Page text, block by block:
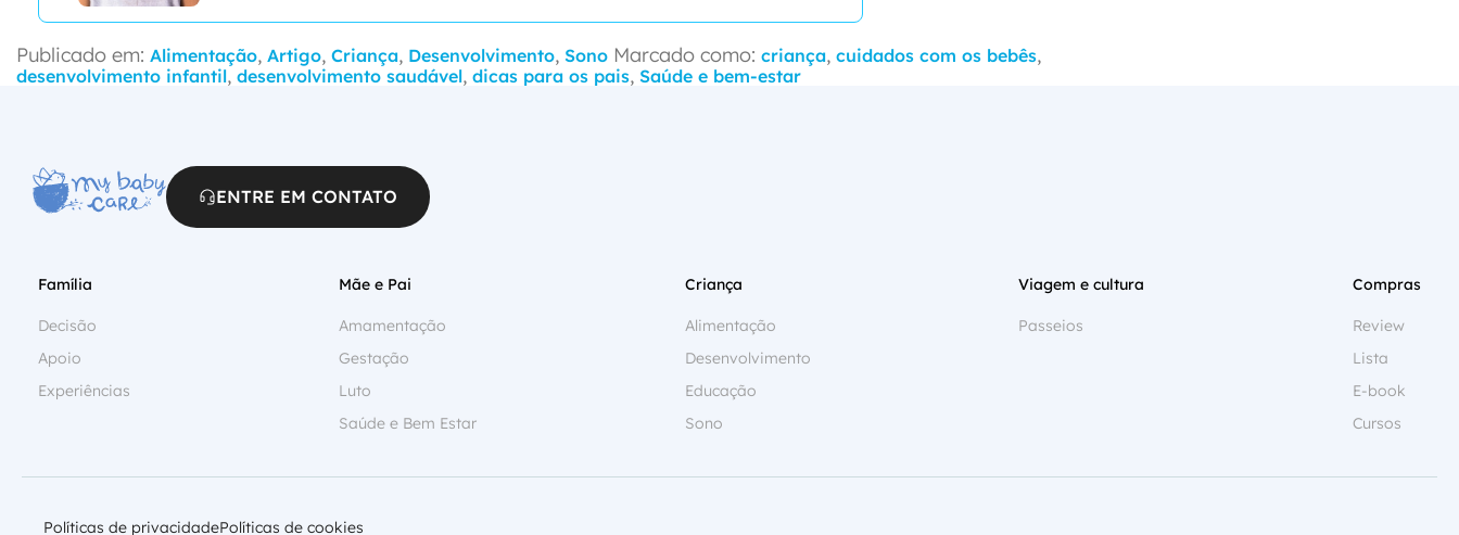
Publicado em: Alimentação, Artigo, Criança, Desenvolvimento, Sono Marcado como: criança, cuidados com os bebês,
desenvolvimento infantil, desenvolvimento saudável, dicas para os pais, Saúde e bem-estar
ENTRE EM CONTATO
Família
Decisão
Apoio
Experiências
Mãe e Pai
Amamentação
Gestação
Luto
Saúde e Bem Estar
Criança
Alimentação
Desenvolvimento
Educação
Sono
Viagem e cultura
Passeios
Compras
Review
Lista
E-book
Cursos
Políticas de privacidadePolíticas de cookies